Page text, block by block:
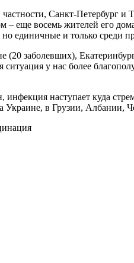
Санкт-Петербург и
– еще восемь жителей его
единичные и только среди
(20 заболевших),
у нас более
наступает куда
Украине, в Грузии,